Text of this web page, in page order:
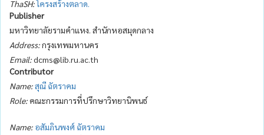
ThaSH:โครงสร้างตลาด.
Publisher
มหาวิทยาลัยรามคำแหง. สำนักหอสมุดกลาง
Address:กรุงเทพมหานคร
Email:dcms@lib.ru.ac.th
Contributor
Name:สุณี ฉัตราคม
Role: คณะกรรมการที่ปรึกษาวิทยานิพนธ์
Name: อสัมภินพงศ์ ฉัตราคม